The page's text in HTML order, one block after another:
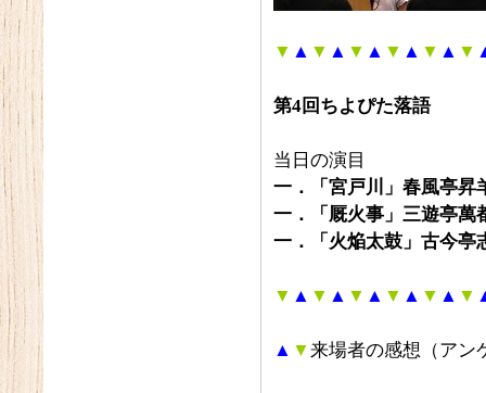
▼ ▲ ▼ ▲ ▼ ▲ ▼ ▲ ▼ ▲ ▼
第4回ちよぴた落語
当日の演目
一．「宮戸川」春風亭昇
一．「厩火事」三遊亭萬
一．「火焔太鼓」古今亭
▼ ▲ ▼ ▲ ▼ ▲ ▼ ▲ ▼ ▲ ▼
▲ ▼来場者の感想（アン